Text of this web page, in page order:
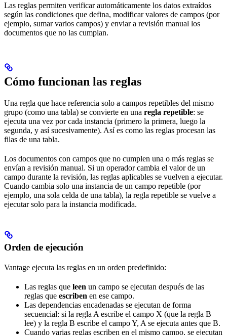
Las reglas permiten verificar automáticamente los datos extraídos
según las condiciones que defina, modificar valores de campos (por
ejemplo, sumar varios campos) y enviar a revisión manual los
documentos que no las cumplan.
Cómo funcionan las reglas
Una regla que hace referencia solo a campos repetibles del mismo
grupo (como una tabla) se convierte en una regla repetible: se
ejecuta una vez por cada instancia (primero la primera, luego la
segunda, y así sucesivamente). Así es como las reglas procesan las
filas de una tabla.
Los documentos con campos que no cumplen una o más reglas se
envían a revisión manual. Si un operador cambia el valor de un
campo durante la revisión, las reglas aplicables se vuelven a ejecutar.
Cuando cambia solo una instancia de un campo repetible (por
ejemplo, una sola celda de una tabla), la regla repetible se vuelve a
ejecutar solo para la instancia modificada.
Orden de ejecución
Vantage ejecuta las reglas en un orden predefinido:
Las reglas que leen un campo se ejecutan después de las
reglas que escriben en ese campo.
Las dependencias encadenadas se ejecutan de forma
secuencial: si la regla A escribe el campo X (que la regla B
lee) y la regla B escribe el campo Y, A se ejecuta antes que B.
Cuando varias reglas escriben en el mismo campo, se ejecutan